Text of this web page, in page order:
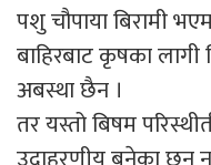
पशु चौपाया बिरामी
बाहिरबाट कृषका
अबस्था छैन ।
तर यस्तो बिषम